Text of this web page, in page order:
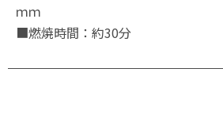
ｍｍ
■燃焼時間：約30分